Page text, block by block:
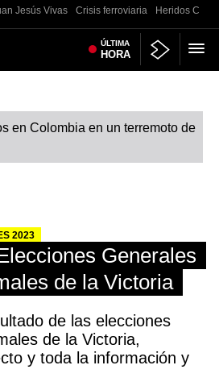
Jesús Vivas Crisis ferroviaria Heridos
ÚLTIMA
HORA
en Colombia en un terremoto de
2023
Generales
de la Victoria
de las elecciones
de la Victoria,
y toda la información y